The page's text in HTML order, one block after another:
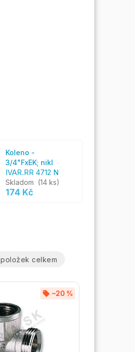
Koleno -
3/4"FxEK; nikl
IVAR.RR 4712 N
Skladom (14 ks)
174 Kč
položek celkem
–20 %